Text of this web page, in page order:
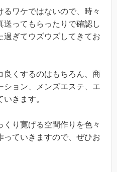
ワケではないので、時々
送ってもらったりで確認し
過ぎてウズウズしてきてお
良くするのはもちろん、商
ション、メンズエステ、エ
きます。
り寛げる空間作りを色々
っていきますので、ぜひお